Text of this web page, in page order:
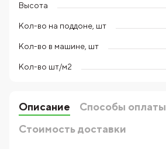
Высота
Кол-во на поддоне, шт
Кол-во в машине, шт
Кол-во шт/м2
Описание
Способы оплаты
Стоимость доставки